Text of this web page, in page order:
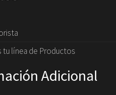
tu línea de Productos
Adicional